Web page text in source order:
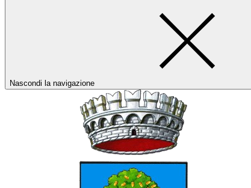
Nascondi la navigazione